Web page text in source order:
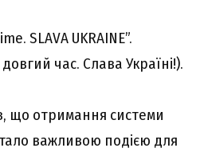
SLAVA UKRAINE”.
час. Слава Україні!).
що отримання системи
важливою подією для